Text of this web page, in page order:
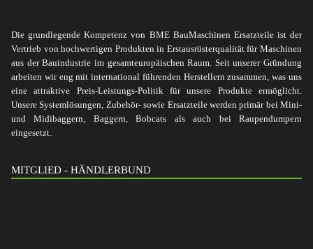
Die grundlegende Kompetenz von BME BauMaschinen Ersatzteile ist der
Vertrieb von hochwertigen Produkten in Erstausrüsterqualität für Maschinen
aus der Bauindustrie im gesamteuropäischen Raum. Seit unserer Gründung
arbeiten wir eng mit international führenden Herstellern zusammen, was uns
eine attraktive Preis-Leistungs-Politik für unsere Produkte ermöglicht.
Unsere Systemlösungen, Zubehör- sowie Ersatzteile werden primär bei Mini-
und Midibaggern, Baggern, Bobcats als auch bei Raupendumpern
eingesetzt.
MITGLIED - HÄNDLERBUND